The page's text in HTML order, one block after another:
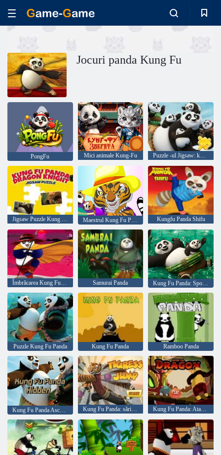
Jocuri panda Kung Fu
PongFu Mici animale Kung-Fu Puzzle -ul Jigsaw: kung fu panda
Jigsaw Puzzle Kung Fu Panda Dragon Knight Maestrul Kung Fu Panda Tigress Kungfu Panda Shifu
Îmbrăcarea Kung Fu Panda Samurai Panda Kung Fu Panda: Spot Letters
Puzzle Kung Fu Panda Kung Fu Panda Ramboo Panda
Kung Fu Panda: sărituri cu Tiger Kung Fu Panda: Atacul Dragonului